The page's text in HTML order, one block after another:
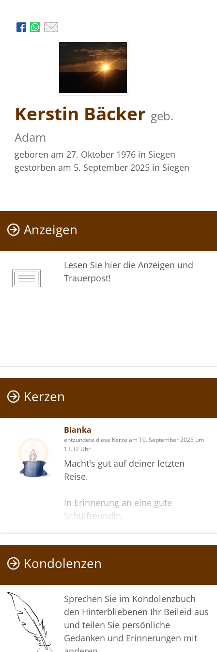
Kerstin Bäcker geb.
Adam
geboren am 27. Oktober 1976 in Siegen
gestorben am 5. September 2025 in Siegen
Anzeigen
Lesen Sie hier die Anzeigen und
Trauerpost!
Kerzen
Bianka
entzündete diese Kerze am 10. September 2025 um
13.32 Uhr
Macht's gut auf deiner letzten
Reise.
In Erinnerung an eine gute
Schulfreundin.
Ruhe in Frieden.🖤🖤
Im stillen Gedanken an Kerstin.
Kondolenzen
Sprechen Sie im Kondolenzbuch
den Hinterbliebenen Ihr Beileid aus
und teilen Sie persönliche
Gedanken und Erinnerungen mit